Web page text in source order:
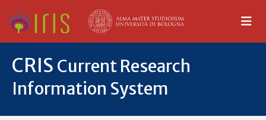
CRIS Current Research
Information System